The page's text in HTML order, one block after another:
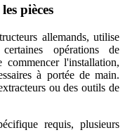
pièces
allemands, utilise
opérations de
commencer l'installation,
à portée de main.
ou des outils de
requis, plusieurs